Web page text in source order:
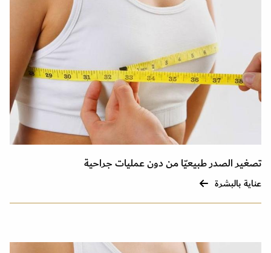
تصغير الصدر طبيعيّا من دون عمليات جراحية
عناية بالبشرة